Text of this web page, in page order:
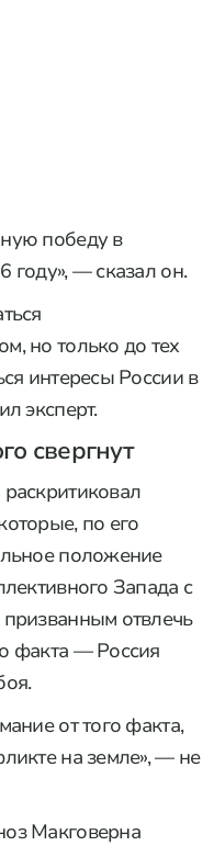
победу в
году», — сказал он.
но только до тех
интересы России в
эксперт.
свергнут
по его
положение
Запада с
отвлечь
факта — Россия
от того факта,
на земле», — не
Макговерна